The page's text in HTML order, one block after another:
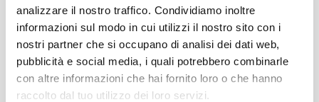
analizzare il nostro traffico. Condividiamo inoltre
informazioni sul modo in cui utilizzi il nostro sito con i
nostri partner che si occupano di analisi dei dati web,
pubblicità e social media, i quali potrebbero combinarle
con altre informazioni che hai fornito loro o che hanno
raccolto dal tuo utilizzo dei loro servizi.
Le Yamaha del Museo Nicolis
Libreria
Memorabilia
Mostre ed esposizioni